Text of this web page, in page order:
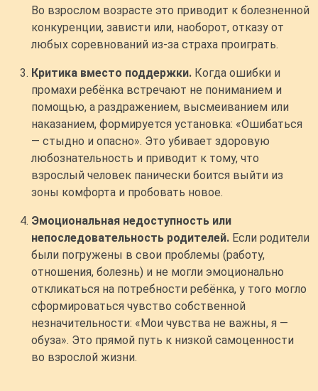
Во взрослом возрасте это приводит к болезненной
конкуренции, зависти или, наоборот, отказу от
любых соревнований из-за страха проиграть.
Критика вместо поддержки. Когда ошибки и
промахи ребёнка встречают не пониманием и
помощью, а раздражением, высмеиванием или
наказанием, формируется установка: «Ошибаться
— стыдно и опасно». Это убивает здоровую
любознательность и приводит к тому, что
взрослый человек панически боится выйти из
зоны комфорта и пробовать новое.
Эмоциональная недоступность или
непоследовательность родителей. Если родители
были погружены в свои проблемы (работу,
отношения, болезнь) и не могли эмоционально
откликаться на потребности ребёнка, у того могло
сформироваться чувство собственной
незначительности: «Мои чувства не важны, я —
обуза». Это прямой путь к низкой самоценности
во взрослой жизни.